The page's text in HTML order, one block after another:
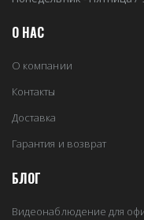
О НАС
О компании
Контакты
Доставка
Гарантия и возврат
БЛОГ
Видеонаблюдение для